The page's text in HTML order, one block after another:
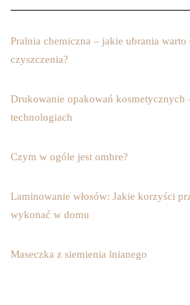
Pralnia chemiczna – jakie ubrania
czyszczenia?
Drukowanie opakowań kosmetycznych
technologiach
Czym w ogóle jest ombre?
Laminowanie włosów: Jakie korzyści
wykonać w domu
Maseczka z siemienia lnianego